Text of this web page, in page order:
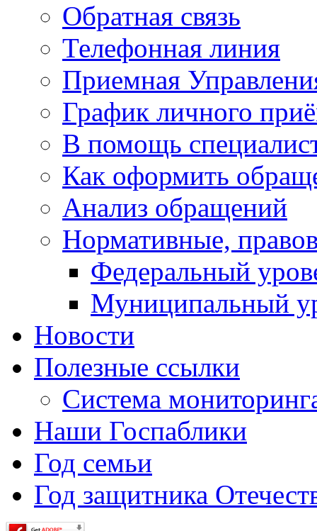
Обратная связь
Телефонная линия
Приемная
График личного
В помощь
Как оформить
Анализ обращений
Нормативные,
Федеральный
Муниципальный
Новости
Полезные ссылки
Система
Наши Госпаблики
Год семьи
Год защитника